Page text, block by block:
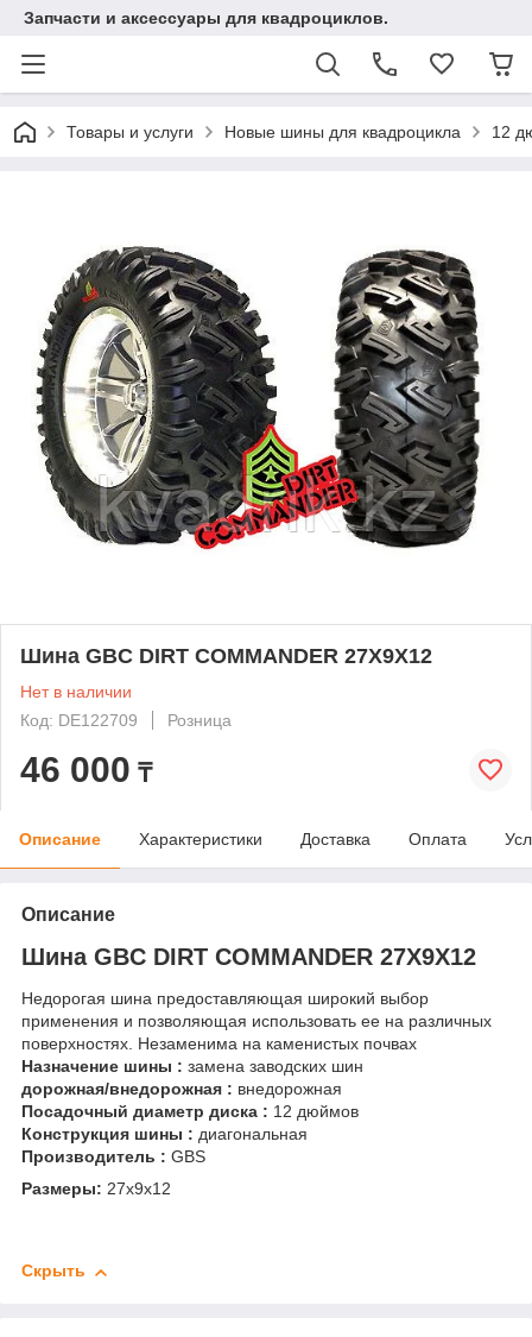
Запчасти и аксессуары для квадроциклов.
Товары и услуги Новые шины для квадроцикла 12
Шина GBC DIRT COMMANDER 27X9X12
Нет в наличии
Код: DE122709
Розница
46 000 ₸
Описание Характеристики Доставка Оплата
Описание
Шина GBC DIRT COMMANDER 27X9X12
Недорогая шина предоставляющая широкий выбор
применения и позволяющая использовать ее на различных
поверхностях. Незаменима на каменистых почвах
Назначение шины : замена заводских шин
дорожная/внедорожная : внедорожная
Посадочный диаметр диска : 12 дюймов
Конструкция шины : диагональная
Производитель : GBS
Размеры: 27x9x12
Скрыть